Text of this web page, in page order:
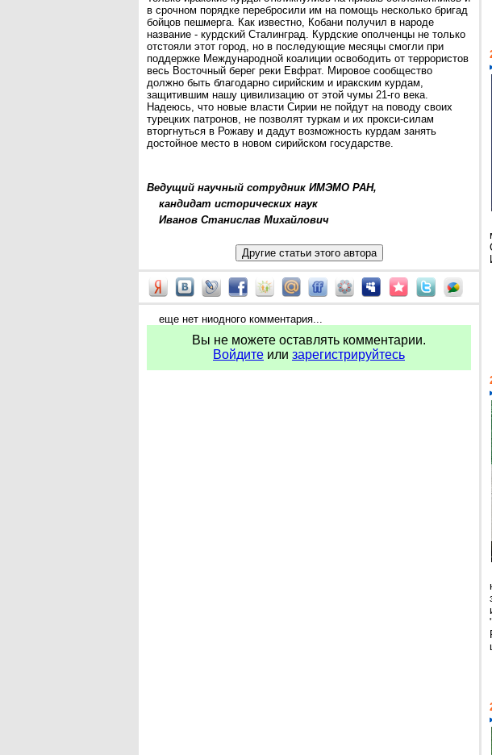
в срочном порядке перебросили им на помощь несколько бригад
бойцов пешмерга. Как известно, Кобани получил в народе
название - курдский Сталинград. Курдские ополченцы не только
отстояли этот город, но в последующие месяцы смогли при
поддержке Международной коалиции освободить от террористов
весь Восточный берег реки Евфрат. Мировое сообщество
должно быть благодарно сирийским и иракским курдам,
защитившим нашу цивилизацию от этой чумы 21-го века.
Надеюсь, что новые власти Сирии не пойдут на поводу своих
турецких патронов, не позволят туркам и их прокси-силам
вторгнуться в Рожаву и дадут возможность курдам занять
достойное место в новом сирийском государстве.
Ведущий научный сотрудник ИМЭМО РАН,
кандидат исторических наук
Иванов Станислав Михайлович
еще нет ниодного комментария...
Вы не можете оставлять комментарии.
Войдите или зарегистрируйтесь